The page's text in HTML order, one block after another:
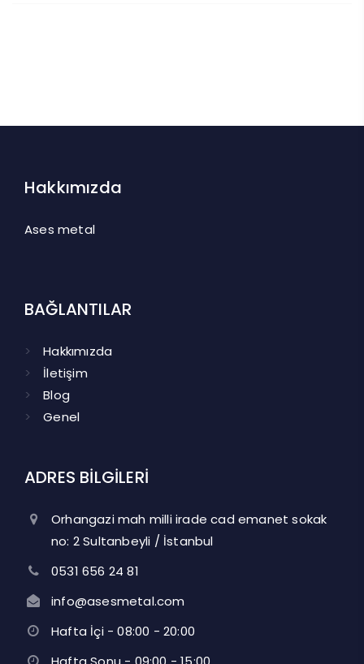
Hakkımızda
Ases metal
BAĞLANTILAR
Hakkımızda
İletişim
Blog
Genel
ADRES BİLGİLERİ
Orhangazi mah milli irade cad emanet sokak
no: 2 Sultanbeyli / İstanbul
0531 656 24 81
info@asesmetal.com
Hafta İçi - 08:00 - 20:00